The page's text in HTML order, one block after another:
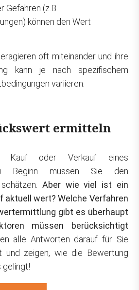
Gefahren (z.B.
können den Wert
oft miteinander und ihre
kann je nach spezifischem
variieren.
ermitteln
Kauf oder Verkauf eines
Beginn müssen Sie den
Aber wie viel ist ein
aktuell wert? Welche Verfahren
gibt es überhaupt
müssen berücksichtigt
alle Antworten darauf für Sie
und zeigen, wie die Bewertung
gelingt!